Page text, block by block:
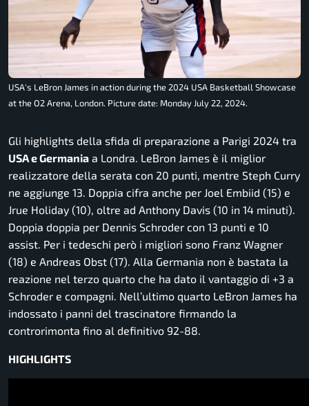
USA's LeBron James in action during the 2024 USA Basketball Showcase
at the O2 Arena, London. Picture date: Monday July 22, 2024.
Gli highlights della sfida di preparazione a Parigi 2024 tra
USA e Germania a Londra. LeBron James è il miglior
realizzatore della serata con 20 punti, mentre Steph Curry
ne aggiunge 13. Doppia cifra anche per Joel Embiid (15) e
Jrue Holiday (10), oltre ad Anthony Davis (10 in 14 minuti).
Doppia doppia per Dennis Schroder con 13 punti e 10
assist. Per i tedeschi però i migliori sono Franz Wagner
(18) e Andreas Obst (17). Alla Germania non è bastata la
reazione nel terzo quarto che ha dato il vantaggio di +3 a
Schroder e compagni. Nell’ultimo quarto LeBron James ha
indossato i panni del trascinatore firmando la
controrimonta fino al definitivo 92-88.
HIGHLIGHTS